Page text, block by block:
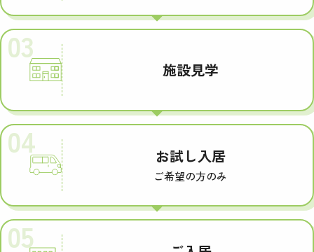
03
施設見学
04 お試し入居
ご希望の方のみ
05